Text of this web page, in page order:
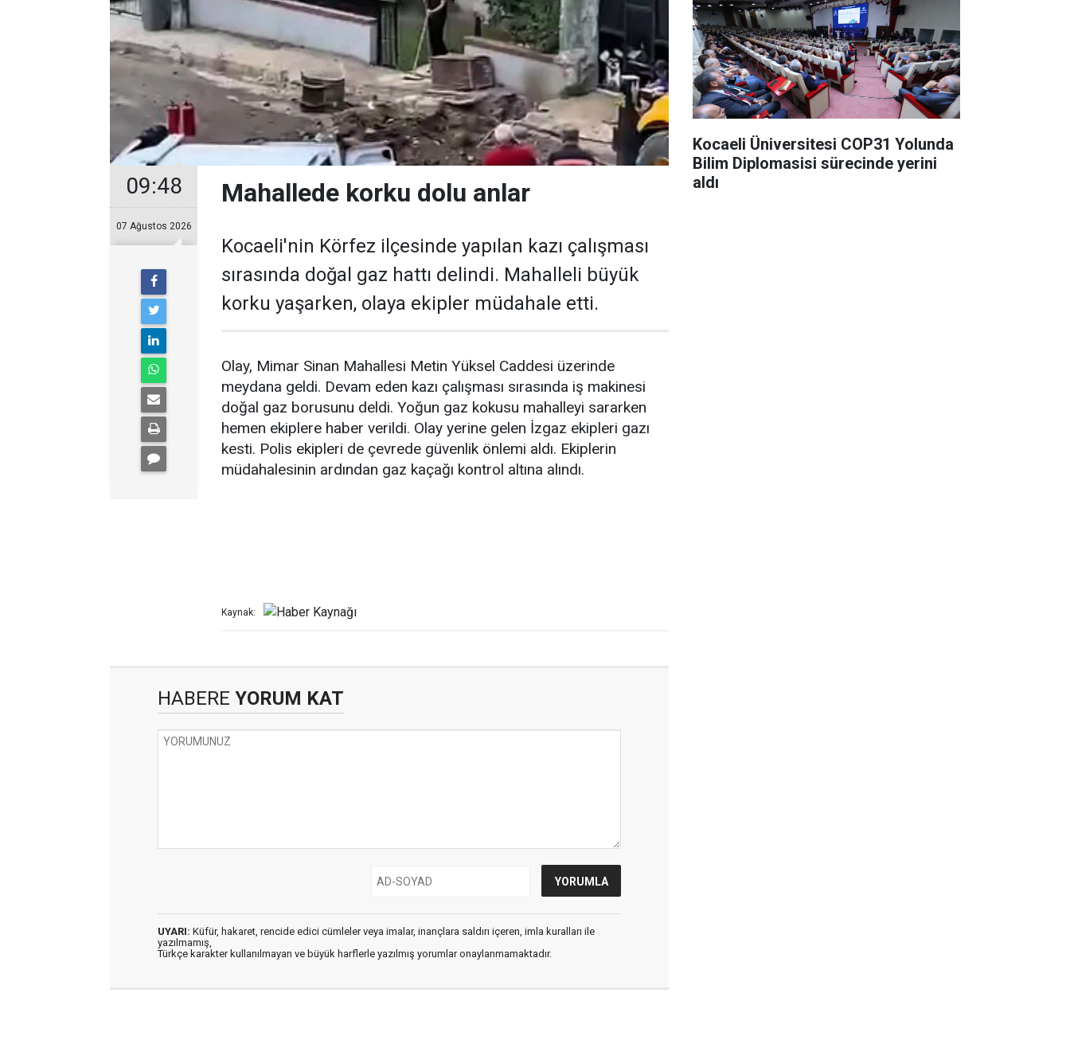
09:48
07 Ağustos 2026
Mahallede korku dolu anlar
Kocaeli'nin Körfez ilçesinde yapılan kazı çalışması
sırasında doğal gaz hattı delindi. Mahalleli büyük
korku yaşarken, olaya ekipler müdahale etti.
Olay, Mimar Sinan Mahallesi Metin Yüksel Caddesi üzerinde
meydana geldi. Devam eden kazı çalışması sırasında iş makinesi
doğal gaz borusunu deldi. Yoğun gaz kokusu mahalleyi sararken
hemen ekiplere haber verildi. Olay yerine gelen İzgaz ekipleri gazı
kesti. Polis ekipleri de çevrede güvenlik önlemi aldı. Ekiplerin
müdahalesinin ardından gaz kaçağı kontrol altına alındı.
Kaynak:
HABERE YORUM KAT
UYARI: Küfür, hakaret, rencide edici cümleler veya imalar, inançlara saldırı içeren, imla kuralları ile
yazılmamış,
Türkçe karakter kullanılmayan ve büyük harflerle yazılmış yorumlar onaylanmamaktadır.
Kocaeli Üniversitesi COP31 Yolunda
Bilim Diplomasisi sürecinde yerini
aldı